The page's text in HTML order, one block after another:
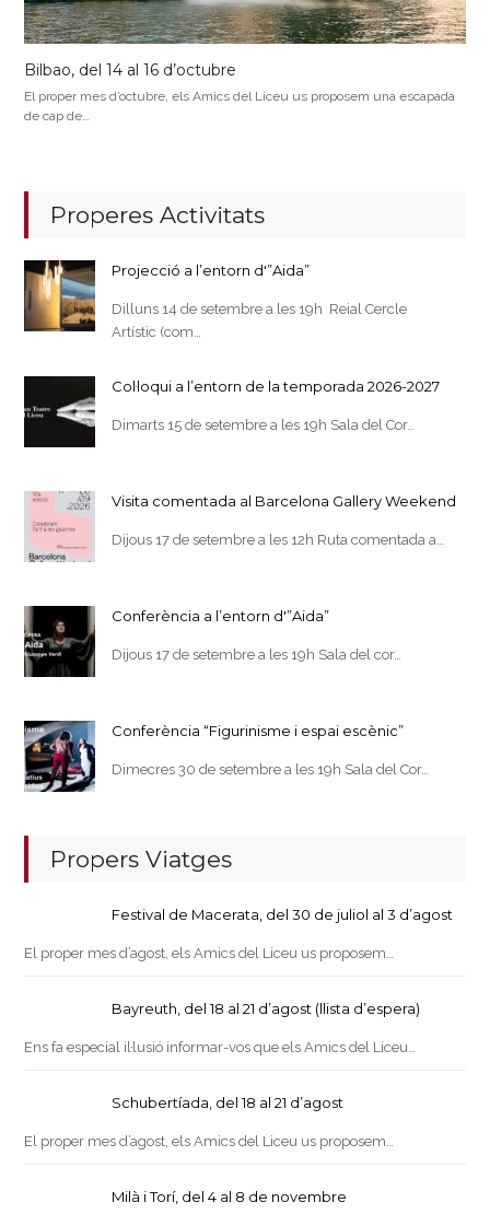
Bilbao, del 14 al 16 d’octubre
El proper mes d’octubre, els Amics del Liceu us proposem una escapada
de cap de…
Properes Activitats
Projecció a l’entorn d'”Aida”
Dilluns 14 de setembre a les 19h Reial Cercle
Artístic (com…
Col·loqui a l’entorn de la temporada 2026-2027
Dimarts 15 de setembre a les 19h Sala del Cor…
Visita comentada al Barcelona Gallery Weekend
Dijous 17 de setembre a les 12h Ruta comentada a…
Conferència a l’entorn d'”Aida”
Dijous 17 de setembre a les 19h Sala del cor…
Conferència “Figurinisme i espai escènic”
Dimecres 30 de setembre a les 19h Sala del Cor…
Propers Viatges
Festival de Macerata, del 30 de juliol al 3 d’agost
El proper mes d’agost, els Amics del Liceu us proposem…
Bayreuth, del 18 al 21 d’agost (llista d’espera)
Ens fa especial il·lusió informar-vos que els Amics del Liceu…
Schubertíada, del 18 al 21 d’agost
El proper mes d’agost, els Amics del Liceu us proposem…
Milà i Torí, del 4 al 8 de novembre